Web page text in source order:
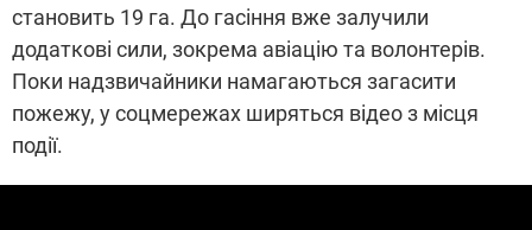
становить 19 га. До гасіння вже залучили
додаткові сили, зокрема авіацію та волонтерів.
Поки надзвичайники намагаються загасити
пожежу, у соцмережах ширяться відео з місця
події.